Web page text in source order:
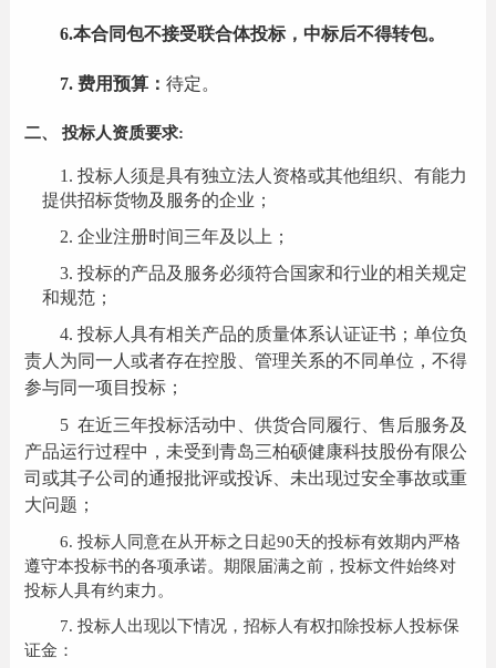
6.本合同包不接受联合体投标，中标后不得转包。
7. 费用预算： 待定。
二、 投标人资质要求:
1 . 投标人须是具有独立法人资格或其他组织、有能力
提供招标货物及服务的企业；
2. 企业注册时间三年及以上；
3. 投标的产品及服务必须符合国家和行业的相关规定
和规范；
4. 投标人具有相关产品的质量体系认证证书；单位负
责人为同一人或者存在控股、管理关系的不同单位，不得
参与同一项目投标；
5 在近三年投标活动中、供货合同履行、售后服务及
产品运行过程中，未受到青岛三柏硕健康科技股份有限公
司或其子公司的通报批评或投诉、未出现过安全事故或重
大问题；
6. 投标人同意在从开标之日起90天的投标有效期内严格
遵守本投标书的各项承诺。期限届满之前，投标文件始终对
投标人具有约束力。
7. 投标人出现以下情况，招标人有权扣除投标人投标保
证金：